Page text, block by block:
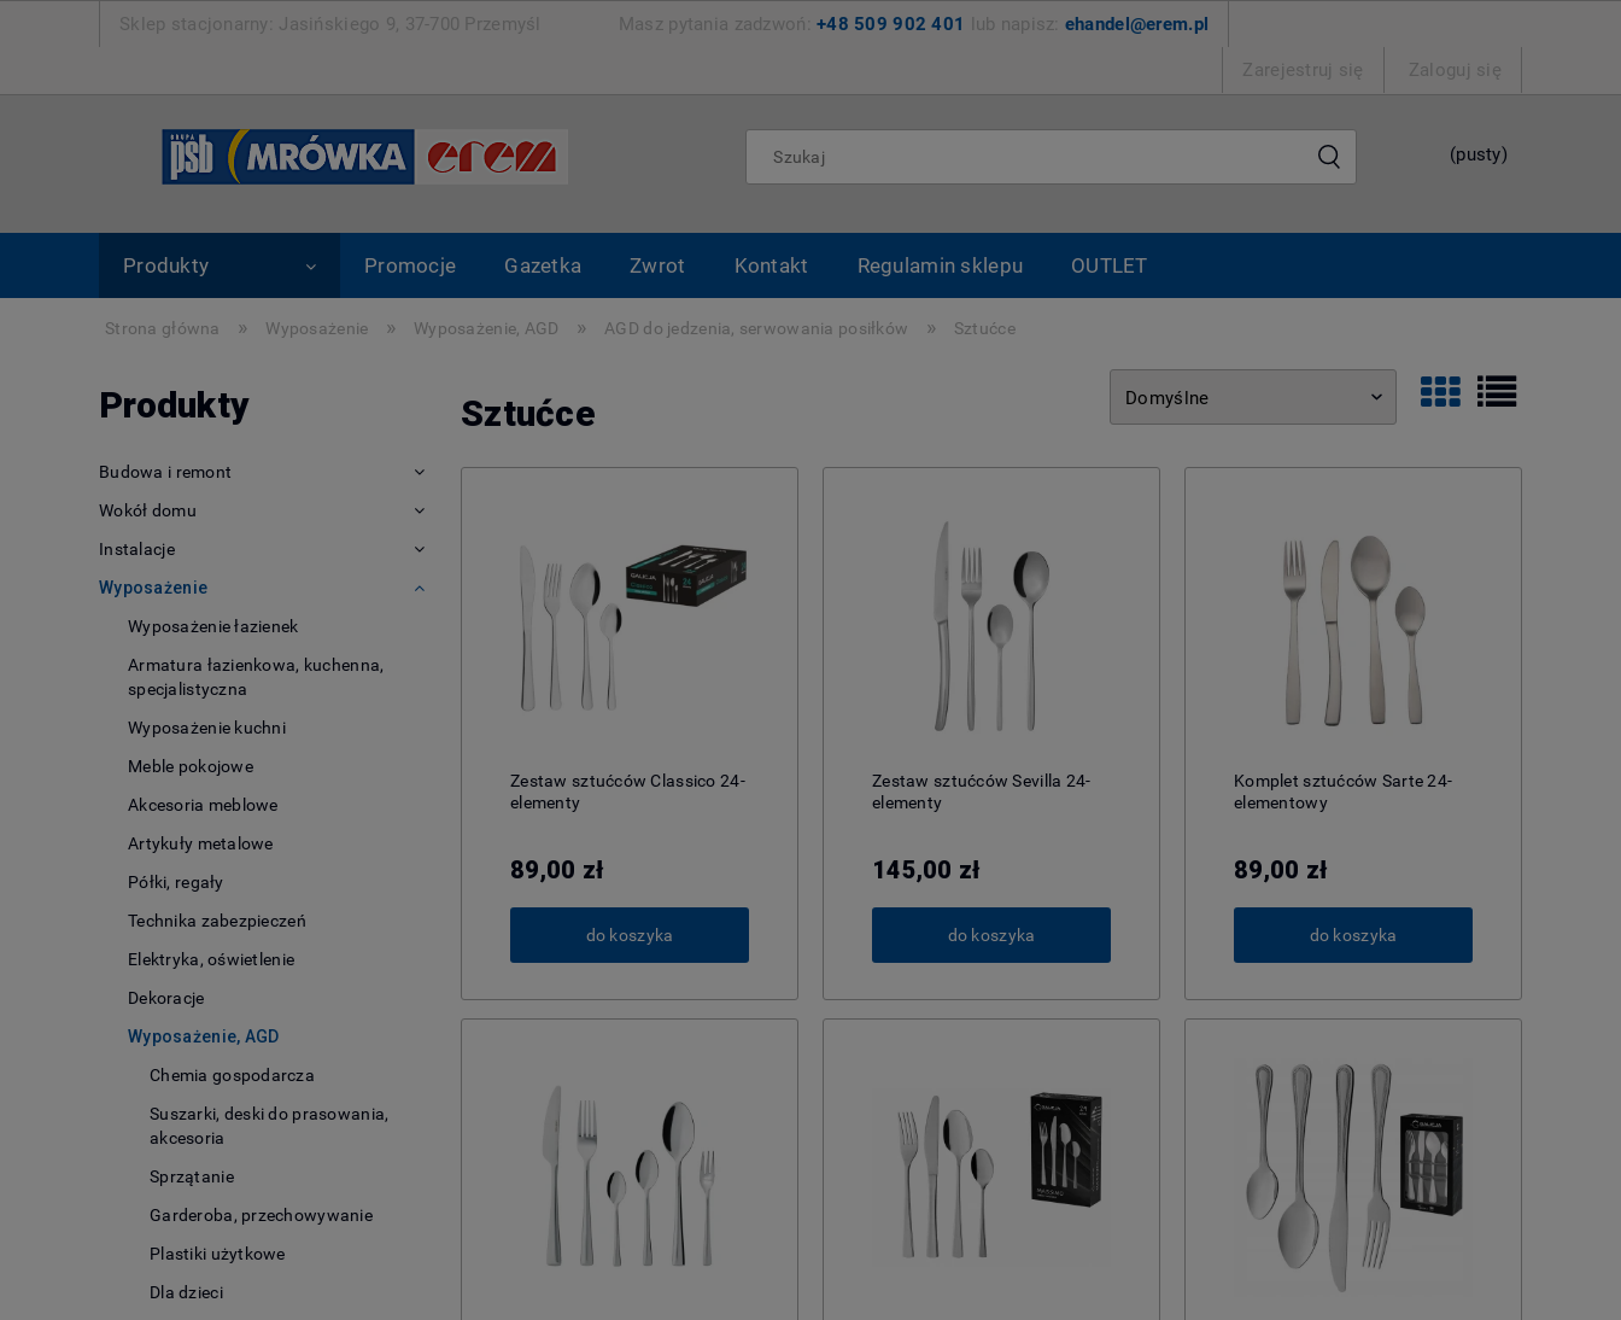
Sklep stacjonarny: Jasińskiego 9, 37-700 Przemyśl Masz pytania zadzwoń: +48 509 902 401 lub napisz: ehandel@erem.pl
Zarejestruj się Zaloguj się
(pusty)
Produkty Promocje Gazetka Zwrot Kontakt Regulamin sklepu OUTLET
Strona główna » Wyposażenie » Wyposażenie, AGD » AGD do jedzenia, serwowania posiłków » Sztućce
Produkty
Budowa i remont
Wokół domu
Instalacje
Wyposażenie
Wyposażenie łazienek
Armatura łazienkowa, kuchenna,
specjalistyczna
Wyposażenie kuchni
Meble pokojowe
Akcesoria meblowe
Artykuły metalowe
Półki, regały
Technika zabezpieczeń
Elektryka, oświetlenie
Dekoracje
Wyposażenie, AGD
Chemia gospodarcza
Suszarki, deski do prasowania,
akcesoria
Sprzątanie
Garderoba, przechowywanie
Plastiki użytkowe
Dla dzieci
Sztućce
Zestaw sztućców Classico 24-
elementy
89,00 zł
do koszyka
Zestaw sztućców Sevilla 24-
elementy
145,00 zł
do koszyka
Komplet sztućców Sarte 24-
elementowy
89,00 zł
do koszyka